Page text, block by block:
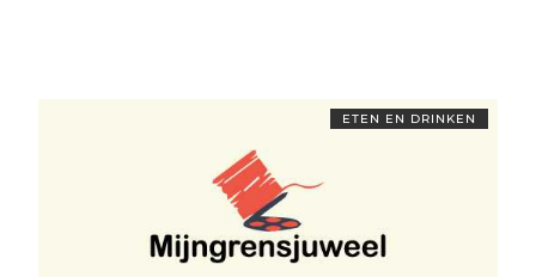
ETEN EN DRINKEN